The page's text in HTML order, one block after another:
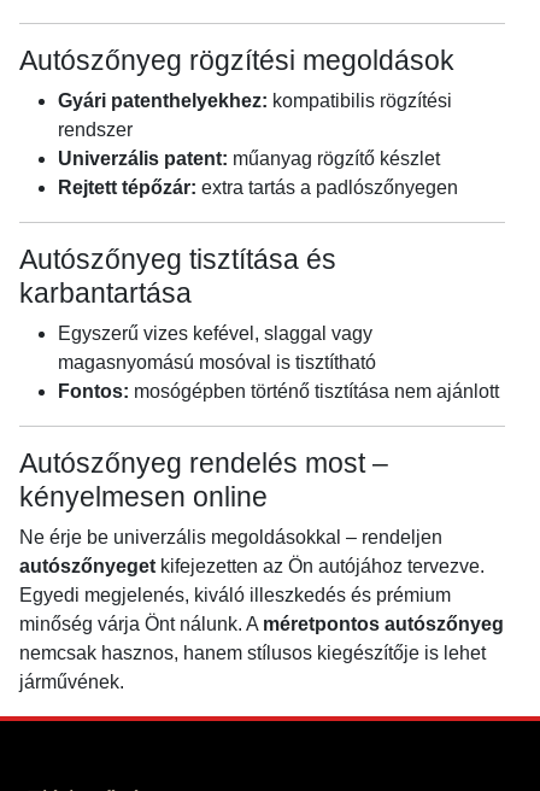
Autószőnyeg rögzítési megoldások
Gyári patenthelyekhez: kompatibilis rögzítési
rendszer
Univerzális patent: műanyag rögzítő készlet
Rejtett tépőzár: extra tartás a padlószőnyegen
Autószőnyeg tisztítása és
karbantartása
Egyszerű vizes kefével, slaggal vagy
magasnyomású mosóval is tisztítható
Fontos: mosógépben történő tisztítása nem ajánlott
Autószőnyeg rendelés most –
kényelmesen online
Ne érje be univerzális megoldásokkal – rendeljen
autószőnyeget kifejezetten az Ön autójához tervezve.
Egyedi megjelenés, kiváló illeszkedés és prémium
minőség várja Önt nálunk. A méretpontos autószőnyeg
nemcsak hasznos, hanem stílusos kiegészítője is lehet
járművének.